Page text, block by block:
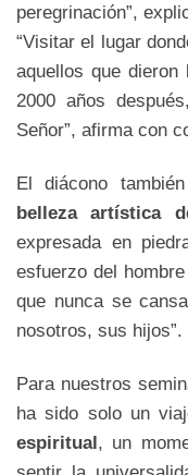
peregrinación”,
“Visitar el lugar
aquellos que
2000 años
Señor”, afirma con
El diácono
belleza artística
expresada en
esfuerzo del
que nunca se
nosotros, sus hijos”.
Para nuestros
ha sido solo un
espiritual, un